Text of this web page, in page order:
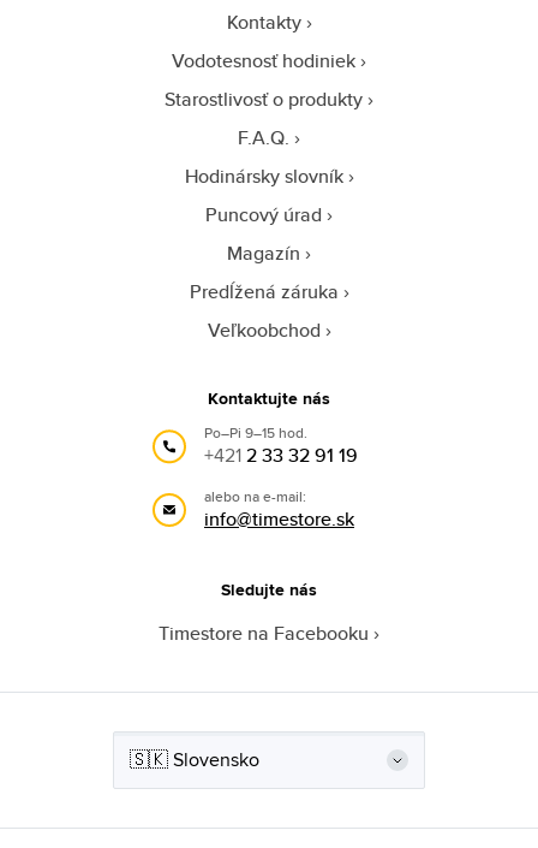
Kontakty
Vodotesnosť hodiniek
Starostlivosť o produkty
F.A.Q.
Hodinársky slovník
Puncový úrad
Magazín
Predĺžená záruka
Veľkoobchod
Kontaktujte nás
Po–Pi 9–15 hod.
+4212 33 32 91 19
alebo na e-mail:
info@timestore.sk
Sledujte nás
Timestore na Facebooku